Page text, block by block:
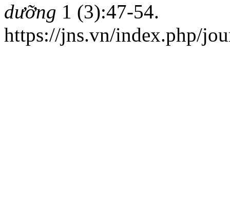
dưỡng 1 (3):47-54.
https://jns.vn/index.php/